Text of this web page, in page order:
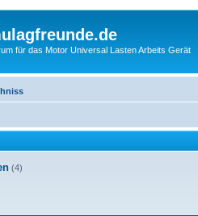
für das Motor Universal Lasten Arbeits Gerät
(4)